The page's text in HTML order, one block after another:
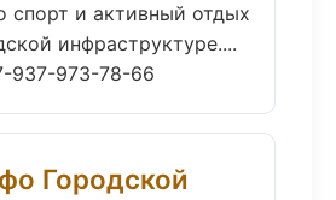
спорт и активный отдых
инфраструктуре....
937-973-78-66
Городской